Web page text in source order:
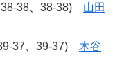
38、38-38) 山田
37、39-37) 木谷